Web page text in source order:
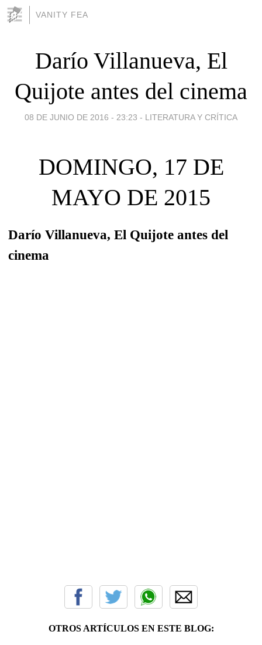
VANITY FEA
Darío Villanueva, El
Quijote antes del cinema
08 DE JUNIO DE 2016 - 23:23 - LITERATURA Y CRÍTICA
DOMINGO, 17 DE
MAYO DE 2015
Darío Villanueva, El Quijote antes del
cinema
OTROS ARTÍCULOS EN ESTE BLOG: